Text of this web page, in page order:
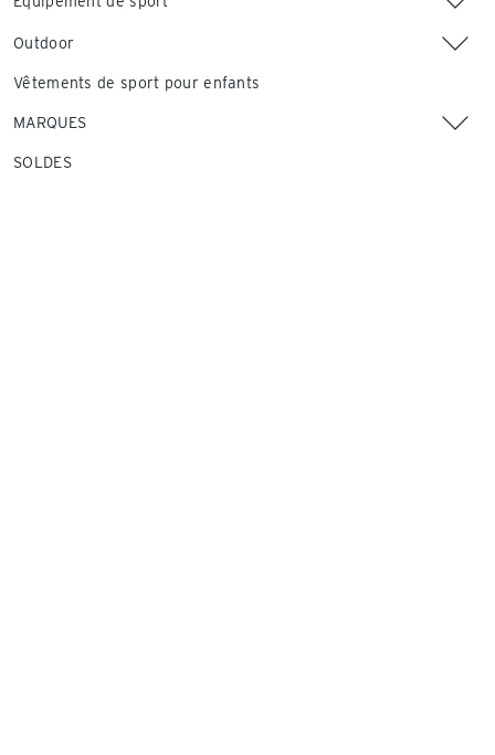
Outdoor
Vêtements de sport pour enfants
MARQUES
SOLDES